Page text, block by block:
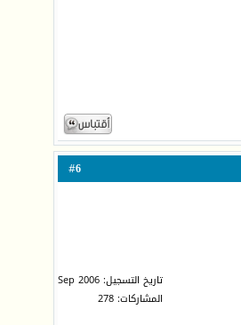
6
تاريخ التسجيل: Sep 2006
المشاركات: 278